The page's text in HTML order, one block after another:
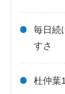
毎日続
すさ
杜仲葉